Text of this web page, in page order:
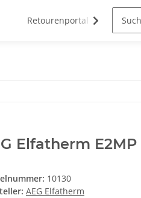
Retourenportal
Elfatherm E2MP
10130
AEG Elfatherm